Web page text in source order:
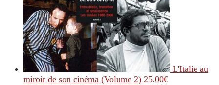
L'Italie au
miroir de son cinéma (Volume 2) 25.00€